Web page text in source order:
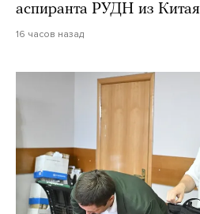
аспиранта РУДН из Китая
16 часов назад